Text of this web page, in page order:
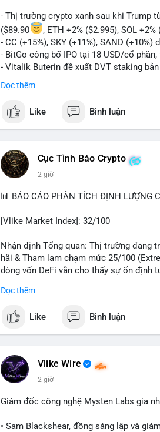
- Thị trường crypto xanh sau khi Trump
($89.90
, ETH +2% ($2.995), SOL +2%
- CC (+15%), SKY (+11%), SAND (+10%)
- BitGo công bố IPO tại 18 USD/cổ
- Vitalik Buterin đề xuất DVT staking
Ethereum
- Hong Kong phát hành giấy phép
- Nga xác định crypto là tài sản hợp
- Trump hy vọng ký vào luật cấu trúc
Quốc hội
- Steak ’n Shake cho phép nhân viên
#binancesquare
#cryptonews #btc #eth
#hongkong #russia
$btc $eth $sol $xrp $cc #cc$sky#sky
#vlikevn #titanbot
📰 Nguồn: Decrypt
Đọc thêm
Like Bình luận
Cục Tình Báo Crypto
2 giờ
📊 BÁO CÁO PHÂN TÍCH ĐỊNH LƯỢNG
[Vlike Market Index]: 32/100
Nhận định Tổng quan: Thị trường đang
hãi & Tham lam chạm mức 25/100
dòng vốn DeFi vẫn cho thấy sự ổn định
Phân tích Dòng tiền DeFi (DefiLlama):
sao giữa BSC (4,87 tỷ), Tron (4,85 tỷ)
5 với 4,63 tỷ USD, cho thấy sự trỗi dậy
thấy thanh khoản hệ thống vẫn dồi
cải thiện.
mức dương nhẹ 0,0073%, trong khi ETH
Đọc thêm
Like Bình luận
Vlike Wire
2 giờ
Giám đốc công nghệ Mysten Labs gia
• Sam Blackshear, đồng sáng lập và